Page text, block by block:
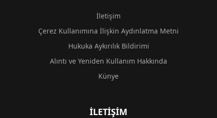
İletişim
Çerez Kullanımına İlişkin Aydınlatma Metni
Hukuka Aykırılık Bildirimi
Alıntı ve Yeniden Kullanım Hakkında
Künye
İLETIŞIM